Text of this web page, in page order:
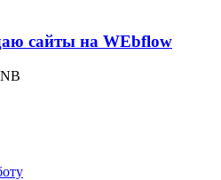
сайты на WEbflow